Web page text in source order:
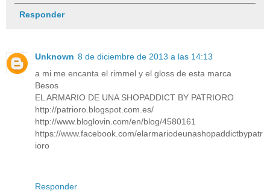
Responder
Unknown 8 de diciembre de 2013 a las 14:13
a mi me encanta el rimmel y el gloss de esta marca
Besos
EL ARMARIO DE UNA SHOPADDICT BY PATRIORO
http://patrioro.blogspot.com.es/
http://www.bloglovin.com/en/blog/4580161
https://www.facebook.com/elarmariodeunashopaddictbypatr
ioro
Responder